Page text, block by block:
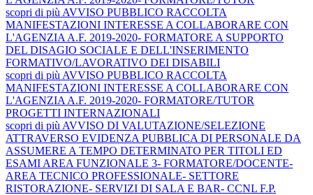
scopri di più AVVISO PUBBLICO RACCOLTA
MANIFESTAZIONI INTERESSE A COLLABORARE CON
L'AGENZIA A.F. 2019-2020- FORMATORE A SUPPORTO
DEL DISAGIO SOCIALE E DELL'INSERIMENTO
FORMATIVO/LAVORATIVO DEI DISABILI
scopri di più AVVISO PUBBLICO RACCOLTA
MANIFESTAZIONI INTERESSE A COLLABORARE CON
L'AGENZIA A.F. 2019-2020- FORMATORE/TUTOR
PROGETTI INTERNAZIONALI
scopri di più AVVISO DI VALUTAZIONE/SELEZIONE
ATTRAVERSO EVIDENZA PUBBLICA DI PERSONALE DA
ASSUMERE A TEMPO DETERMINATO PER TITOLI ED
ESAMI AREA FUNZIONALE 3- FORMATORE/DOCENTE-
AREA TECNICO PROFESSIONALE- SETTORE
RISTORAZIONE- SERVIZI DI SALA E BAR- CCNL F.P.